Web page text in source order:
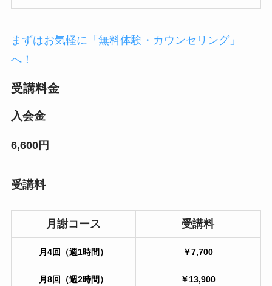
まずはお気軽に「無料体験・カウンセリング」
へ！
受講料金
入会金
6,600円
受講料
月謝コース 受講料
月4回（週1時間） ￥7,700
月8回（週2時間） ￥13,900